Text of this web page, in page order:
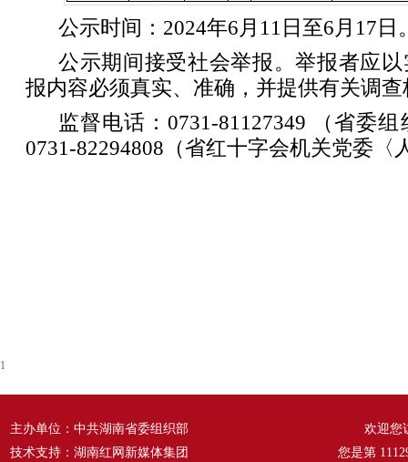
公示时间：2024年6月11日至6月17日
公示期间接受社会举报。举报者应
报内容必须真实、准确，并提供有关调
监督电话：0731-81127349 （省委
0731-82294808（省红十字会机关党委〈
1
主办单位：中共湖南省委组织部
技术支持：湖南红网新媒体集团
欢迎您
您是第